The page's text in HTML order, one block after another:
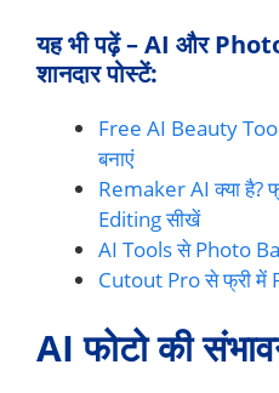
यह भी पढ़ें – AI और
शानदार पोस्टें:
Free AI Beauty
बनाएं
Remaker AI क्या है?
Editing सीखें
AI Tools से Photo
Cutout Pro से फ्री में
AI फोटो की